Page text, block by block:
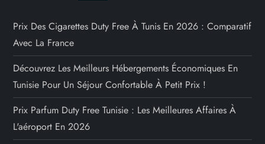
Prix Des Cigarettes Duty Free À Tunis En 2026 : Comparatif
Avec La France
Découvrez Les Meilleurs Hébergements Économiques En
Tunisie Pour Un Séjour Confortable À Petit Prix !
Prix Parfum Duty Free Tunisie : Les Meilleures Affaires À
L'aéroport En 2026